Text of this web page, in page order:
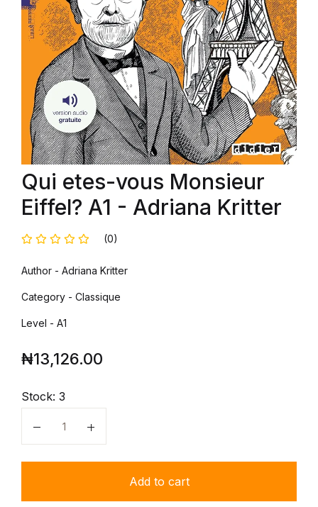
Qui etes-vous Monsieur
Eiffel? A1 - Adriana Kritter
(0)
Author - Adriana Kritter
Category - Classique
Level - A1
₦13,126.00
Stock: 3
Quantity
Add to cart